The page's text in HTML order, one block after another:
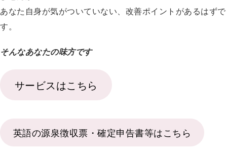
あなた自身が気がついていない、改善ポイントがあるはずで
す。
そんなあなたの味方です
サービスはこちら
英語の源泉徴収票・確定申告書等はこちら